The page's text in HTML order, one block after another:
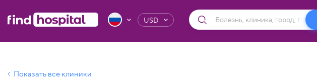
USD
Показать все клиники